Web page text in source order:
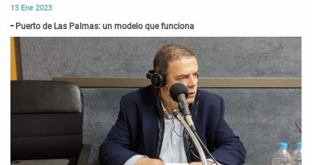
13 Ene 2023
Puerto de Las Palmas: un modelo que funciona